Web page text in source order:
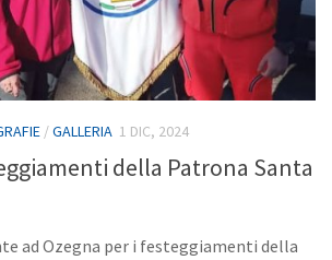
/GALLERIA 1 DIC, 2024
della Patrona Santa
ad Ozegna per i festeggiamenti della